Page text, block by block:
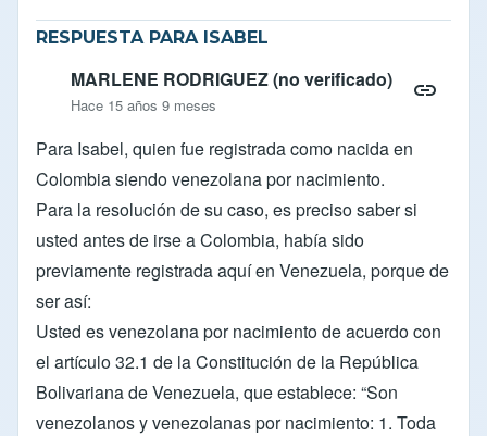
RESPUESTA PARA ISABEL
MARLENE RODRIGUEZ (no verificado)
Hace 15 años 9 meses
Para Isabel, quien fue registrada como nacida en
Colombia siendo venezolana por nacimiento.
Para la resolución de su caso, es preciso saber si
usted antes de irse a Colombia, había sido
previamente registrada aquí en Venezuela, porque de
ser así:
Usted es venezolana por nacimiento de acuerdo con
el artículo 32.1 de la Constitución de la República
Bolivariana de Venezuela, que establece: “Son
venezolanos y venezolanas por nacimiento: 1. Toda